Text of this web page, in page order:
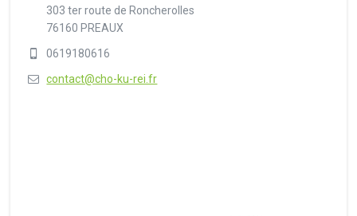
303 ter route de Roncherolles
76160 PREAUX
0619180616
contact@cho-ku-rei.fr